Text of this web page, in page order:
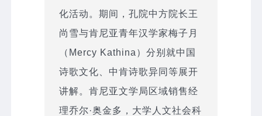
化活动。期间，孔院中方院长王
尚雪与肯尼亚青年汉学家梅子月
（Mercy Kathina）分别就中国
诗歌文化、中肯诗歌异同等展开
讲解。肯尼亚文学局区域销售经
理乔尔·奥金多，大学人文社会科